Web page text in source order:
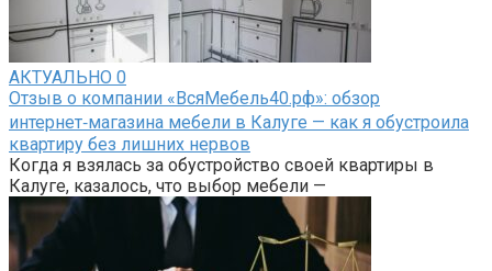
АКТУАЛЬНО 0
Отзыв о компании «ВсяМебель40.рф»: обзор
интернет‑магазина мебели в Калуге — как я обустроила
квартиру без лишних нервов
Когда я взялась за обустройство своей квартиры в
Калуге, казалось, что выбор мебели —